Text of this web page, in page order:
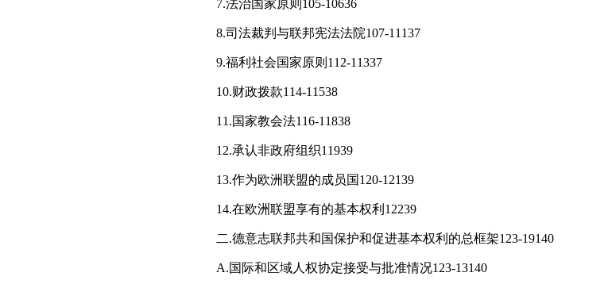
7.法治国家原则105-10636
8.司法裁判与联邦宪法法院107-11137
9.福利社会国家原则112-11337
10.财政拨款114-11538
11.国家教会法116-11838
12.承认非政府组织11939
13.作为欧洲联盟的成员国120-12139
14.在欧洲联盟享有的基本权利12239
二.德意志联邦共和国保护和促进基本权利的总框架123-19140
A.国际和区域人权协定接受与批准情况123-13140